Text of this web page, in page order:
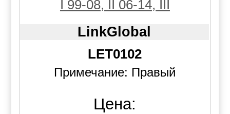
I 99-08, II 06-14, III
LinkGlobal
LET0102
Примечание: Правый
Цена: